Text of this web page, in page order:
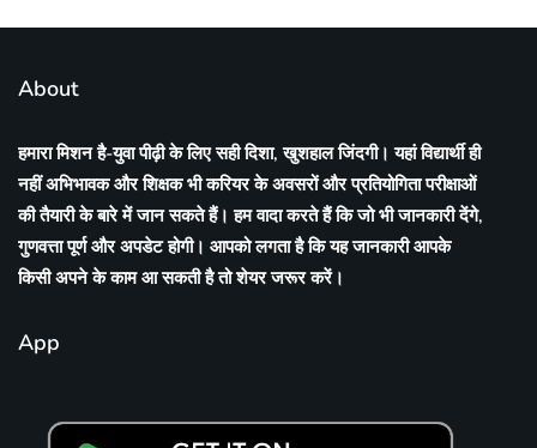
About
हमारा मिशन है-युवा पीढ़ी के लिए सही दिशा, खुशहाल जिंदगी। यहां विद्यार्थी ही
नहीं अभिभावक और शिक्षक भी करियर के अवसरों और प्रतियोगिता परीक्षाओं
की तैयारी के बारे में जान सकते हैं। हम वादा करते हैं कि जो भी जानकारी देंगे,
गुणवत्ता पूर्ण और अपडेट होगी। आपको लगता है कि यह जानकारी आपके
किसी अपने के काम आ सकती है तो शेयर जरूर करें।
App